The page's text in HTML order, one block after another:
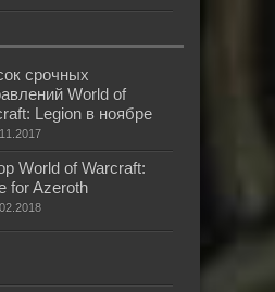
срочных
World of
Legion в ноябре
World of Warcraft:
for Azeroth